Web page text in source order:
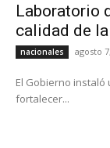
Laboratorio
calidad de la
nacionales agosto
El Gobierno
fortalecer...